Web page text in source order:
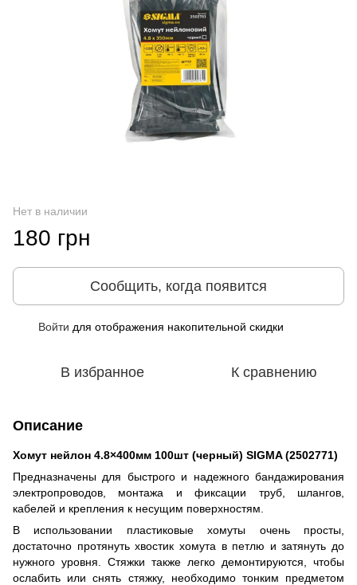
Нет в наличии
180 грн
Сообщить, когда появится
Войти для отображения накопительной скидки
В избранное К сравнению
Описание
Хомут нейлон 4.8×400мм 100шт (черный) SIGMA (2502771)
Предназначены для быстрого и надежного бандажирования
электропроводов, монтажа и фиксации труб, шлангов,
кабелей и крепления к несущим поверхностям.
В использовании пластиковые хомуты очень просты,
достаточно протянуть хвостик хомута в петлю и затянуть до
нужного уровня. Стяжки также легко демонтируются, чтобы
ослабить или снять стяжку, необходимо тонким предметом